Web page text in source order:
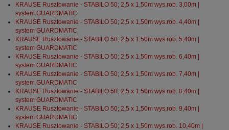
KRAUSE Rusztowanie - STABILO 50; 2,5 x 1,50m wys.rob. 3,00m |
system GUARDMATIC
KRAUSE Rusztowanie - STABILO 50; 2,5 x 1,50m wys.rob. 4,40m |
system GUARDMATIC
KRAUSE Rusztowanie - STABILO 50; 2,5 x 1,50m wys.rob. 5,40m |
system GUARDMATIC
KRAUSE Rusztowanie - STABILO 50; 2,5 x 1,50m wys.rob. 6,40m |
system GUARDMATIC
KRAUSE Rusztowanie - STABILO 50; 2,5 x 1,50m wys.rob. 7,40m |
system GUARDMATIC
KRAUSE Rusztowanie - STABILO 50; 2,5 x 1,50m wys.rob. 8,40m |
system GUARDMATIC
KRAUSE Rusztowanie - STABILO 50; 2,5 x 1,50m wys.rob. 9,40m |
system GUARDMATIC
KRAUSE Rusztowanie - STABILO 50; 2,5 x 1,50m wys.rob. 10,40m |